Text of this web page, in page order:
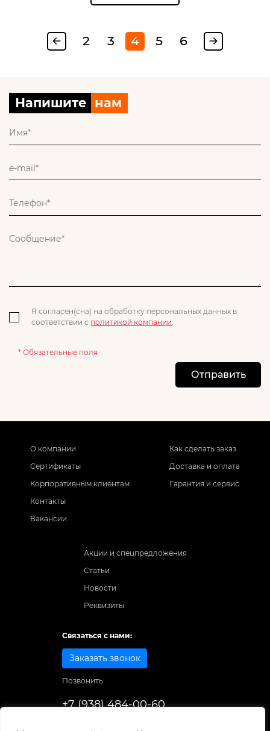
2 3 4 5 6
Напишите нам
Я согласен(сна) на обработку персональных данных в
соответствии с политикой компании.
* Обязательные поля
Отправить
О компании
Сертификаты
Корпоративным клиентам
Контакты
Вакансии
Как сделать заказ
Доставка и оплата
Гарантия и сервис
Акции и спецпредложения
Статьи
Новости
Реквизиты
Связаться с нами:
Заказать звонок
Позвонить:
+7 (938) 484-00-60